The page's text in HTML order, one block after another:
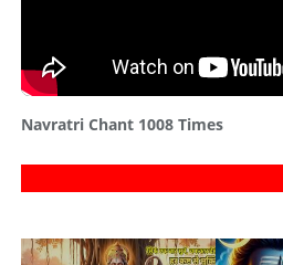
Navratri Chant 1008 Times